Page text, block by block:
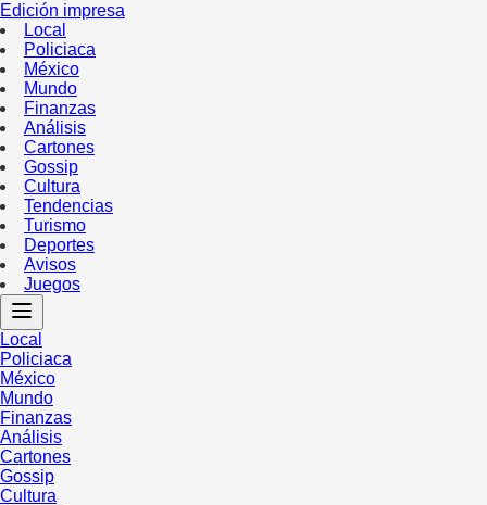
Edición impresa
Local
Policiaca
México
Mundo
Finanzas
Análisis
Cartones
Gossip
Cultura
Tendencias
Turismo
Deportes
Avisos
Juegos
Local
Policiaca
México
Mundo
Finanzas
Análisis
Cartones
Gossip
Cultura